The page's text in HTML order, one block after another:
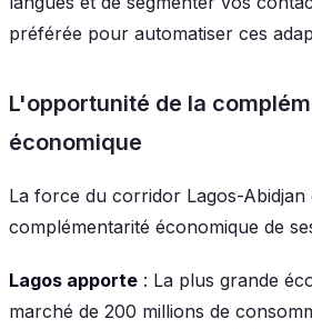
préférée pour automatiser ces
L'opportunité de la
économique
La force du corridor Lagos-Abidjan
complémentarité économique de
Lagos apporte : La plus grande
marché de 200 millions de